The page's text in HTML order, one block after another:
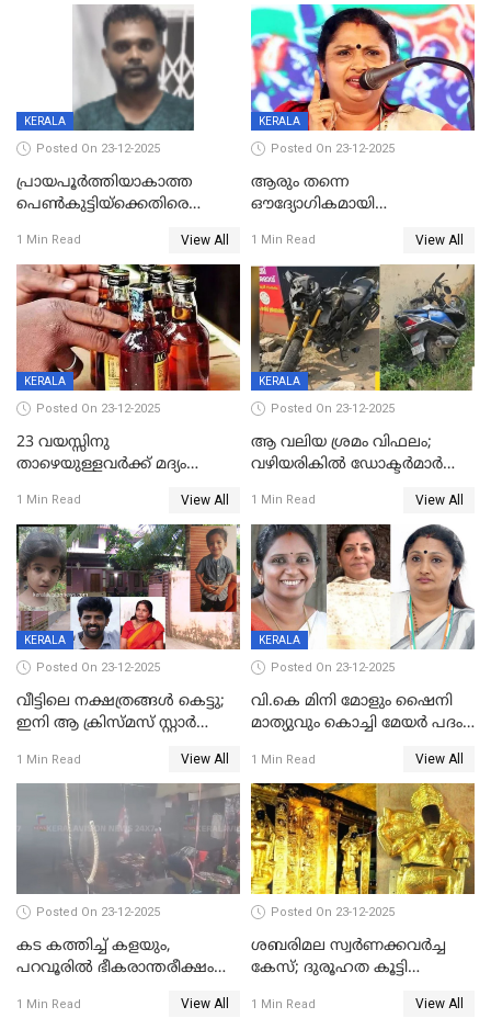
KERALA
Posted On 23-12-2025
പ്രായപൂർത്തിയാകാത്ത
പെൺകുട്ടിയ്ക്കെതിരെ
59 വർഷം തടവും 90,൦൦൦ രൂപ
പിഴയും ശിക്ഷ
1 Min Read View All
KERALA
Posted On 23-12-2025
ആരും തന്നെ
ഔദ്യോഗികമായി
കണ്ടെത്താൻ ഇന്ന് കോർ
കമ്മിറ്റി കൂടിയില്ല';
അതൃപ്തിയുമായി ദീപ്തി മേരി
വർഗീസ്
1 Min Read View All
KERALA
Posted On 23-12-2025
23 വയസ്സിനു
താഴെയുള്ളവർക്ക് മദ്യം
നടപടി;സ്ഥാപനങ്ങൾക്കെതിരെ
രണ്ട് കേസുകൾ
1 Min Read View All
KERALA
Posted On 23-12-2025
ആ വലിയ ശ്രമം വിഫലം;
വഴിയരികില്‍ ‌ഡോക്ടര്‍മാര്‍
മരണത്തിന് കീഴടങ്ങി
1 Min Read View All
KERALA
Posted On 23-12-2025
വീട്ടിലെ നക്ഷത്രങ്ങൾ കെട്ടു;
ഇനി ആ ക്രിസ്മസ് സ്റ്റാർ
വേണ്ടിയുള്ള
പിടിവലിക്കിടയിൽ
അപ്പൂപ്പനെതിരെ പോക്സോ
കേസ് ഒടുവിൽ 4 ജീവനുകൾ
പൊലിഞ്ഞു
1 Min Read View All
KERALA
Posted On 23-12-2025
വി.കെ മിനി മോളും ഷൈനി
മാത്യുവും കൊച്ചി മേയർ പദം
മേയറാകില്ല
1 Min Read View All
Posted On 23-12-2025
കട കത്തിച്ച് കളയും,
പറവൂരില്‍ ഭീകരാന്തരീക്ഷം
1 Min Read View All
Posted On 23-12-2025
ശബരിമല സ്വര്‍ണക്കവര്‍ച്ച
കേസ്; ദുരൂഹത കൂട്ടി
1 Min Read View All